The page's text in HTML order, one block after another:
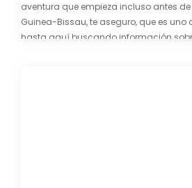
aventura que empieza incluso antes de
Guinea-Bissau, te aseguro, que es uno
hasta aquí buscando información